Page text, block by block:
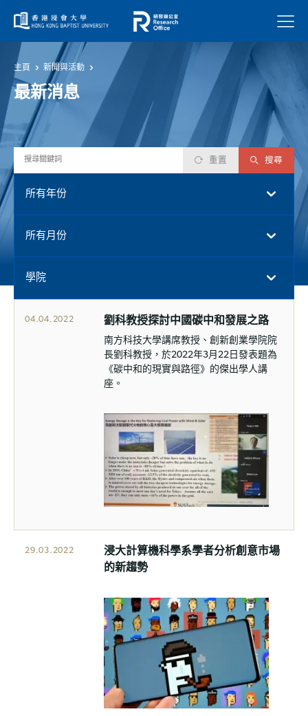
菜單
主頁 新聞與活動
最新消息
重置 搜尋
所有年份
所有月份
學院
04.04.2022 劉科教授探討中國碳中和發展之路
南方科技大學講席教授、創新創業學院院
長劉科教授，於2022年3月22日發表題為
《碳中和的現實與路徑》的傑出學人講
座。
29.03.2022
浸大計算機科學系學者分析創意市場
的新趨勢